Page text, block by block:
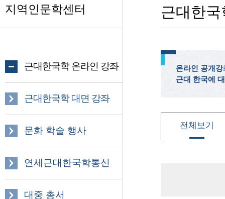
지역인문학센터
근대한국학 온라인 강좌
근대한국학 대면 강좌
문화 학술 행사
연세근대한국학통신
대중 총서
근대한
온라인 공개
근대 한국에
전체보기